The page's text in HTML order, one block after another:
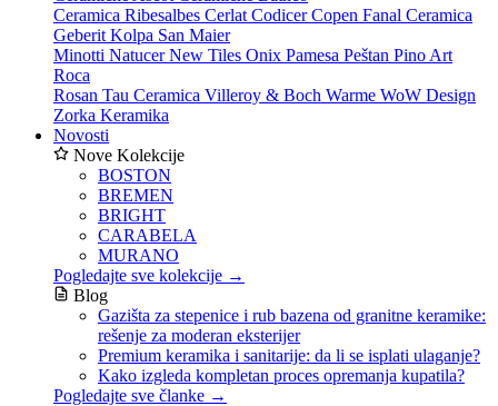
Ceramica Ribesalbes Cerlat CodicerCopen Fanal Ceramica
Geberit Kolpa San Maier
Minotti NatucerNew Tiles Onix Pamesa Peštan Pino Art
Roca
Rosan Tau Ceramica Villeroy & Boch Warme WoW Design
Zorka Keramika
Novosti
Nove Kolekcije
BOSTON
BREMEN
BRIGHT
CARABELA
MURANO
Pogledajte sve kolekcije →
Blog
Gazišta za stepenice i rub bazena od granitne keramike:
rešenje za moderan eksterijer
Premium keramika i sanitarije: da li se isplati ulaganje?
Kako izgleda kompletan proces opremanja kupatila?
Pogledajte sve članke →